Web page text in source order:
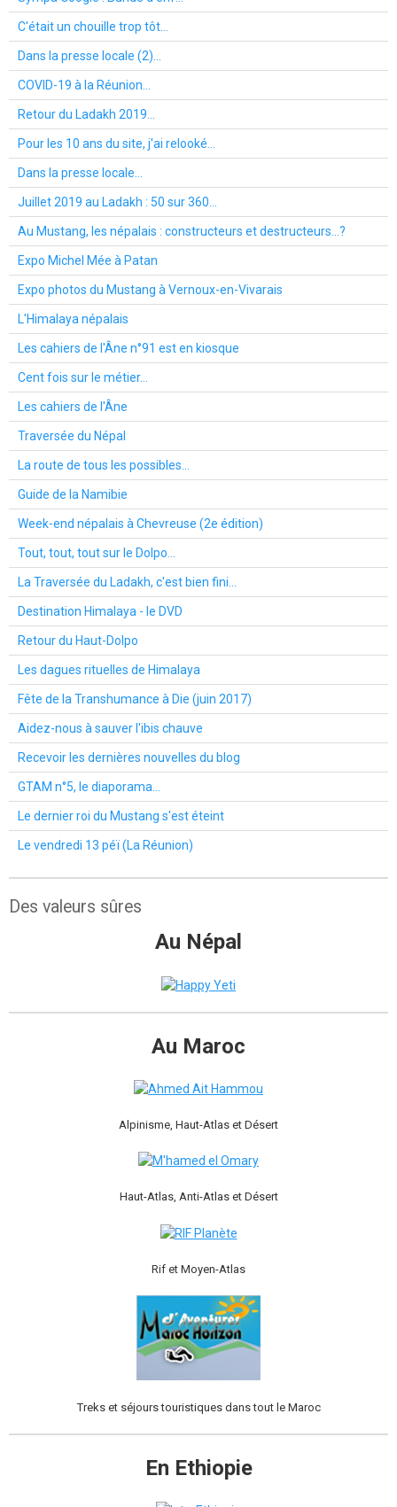
C'était un chouille trop tôt...
Dans la presse locale (2)...
COVID-19 à la Réunion...
Retour du Ladakh 2019...
Pour les 10 ans du site, j'ai relooké...
Dans la presse locale...
Juillet 2019 au Ladakh : 50 sur 360...
Au Mustang, les népalais : constructeurs et destructeurs...?
Expo Michel Mée à Patan
Expo photos du Mustang à Vernoux-en-Vivarais
L'Himalaya népalais
Les cahiers de l'Âne n°91 est en kiosque
Cent fois sur le métier...
Les cahiers de l'Âne
Traversée du Népal
La route de tous les possibles...
Guide de la Namibie
Week-end népalais à Chevreuse (2e édition)
Tout, tout, tout sur le Dolpo...
La Traversée du Ladakh, c'est bien fini...
Destination Himalaya - le DVD
Retour du Haut-Dolpo
Les dagues rituelles de Himalaya
Fête de la Transhumance à Die (juin 2017)
Aidez-nous à sauver l'ibis chauve
Recevoir les dernières nouvelles du blog
GTAM n°5, le diaporama...
Le dernier roi du Mustang s'est éteint
Le vendredi 13 péï (La Réunion)
Des valeurs sûres
Au Népal
Au Maroc
Alpinisme, Haut-Atlas et Désert
Haut-Atlas, Anti-Atlas et Désert
Rif et Moyen-Atlas
Treks et séjours touristiques dans tout le Maroc
En Ethiopie